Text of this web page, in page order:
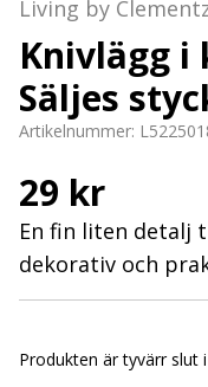
Living by
Knivlägg i
Säljes
Artikelnummer:
29 kr
En fin liten detalj
dekorativ och
Produkten är tyvärr slut